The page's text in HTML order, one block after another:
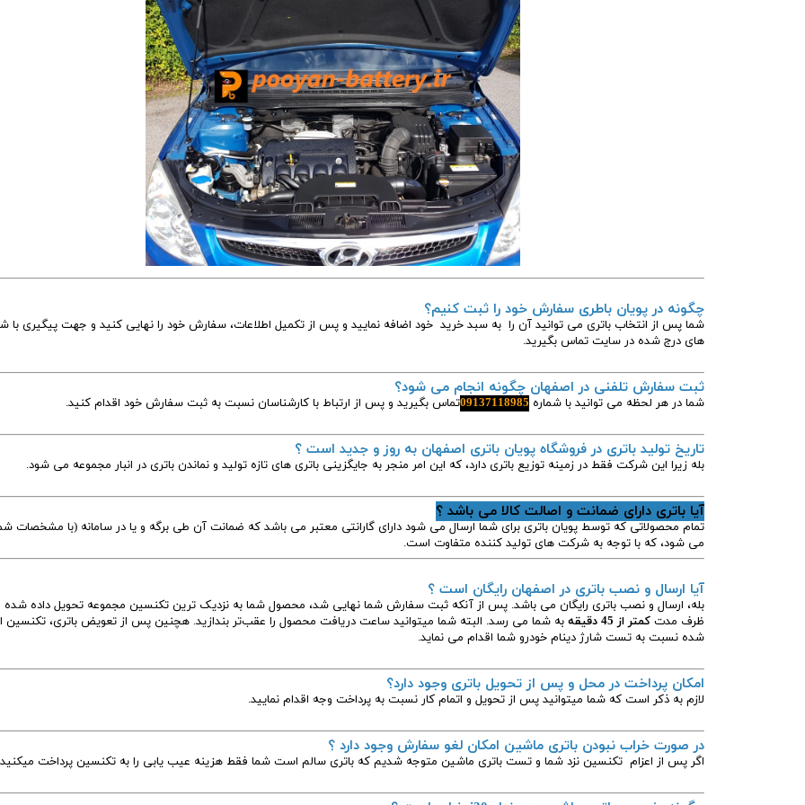
چگونه در پویان باطری سفارش خود را ثبت کنیم؟
شما پس از انتخاب باتری می توانید آن را به سبد خرید خود اضافه نمایید و پس از تکمیل اطلاعات، سفارش خود را نهایی کنید و جهت پیگیری با
های درج شده در سایت تماس بگیرید.
ثبت سفارش تلفنی در اصفهان چگونه انجام می شود؟
شما در هر لحظه می توانید با شماره 09137118985تماس بگیرید و پس از ارتباط با کارشناسان نسبت به ثبت سفارش خود اقدام کنید.
تاریخ تولید باتری در فروشگاه پویان باتری اصفهان به روز و جدید است ؟
بله زیرا این شرکت فقط در زمینه توزیع باتری دارد، که این امر منجر به جایگزینی باتری های تازه تولید و نماندن باتری در انبار مجموعه می شود.
آیا باتری دارای ضمانت و اصالت کالا می باشد ؟
تمام محصولاتی که توسط پویان باتری برای شما ارسال می شود دارای گارانتی معتبر می باشد که ضمانت آن طی برگه و یا در سامانه (با مشخصات
می شود، که با توجه به شرکت های تولید کننده متفاوت است.
آیا ارسال و نصب باتری در اصفهان رایگان است ؟
بله، ارسال و نصب باتری رایگان می باشد. پس از آنکه ثبت سفارش شما نهایی شد، محصول شما به نزدیک ترین تکنسین مجموعه تحویل داده
ظرف مدت کمتر از 45 دقیقه
به شما می رسد. البته شما میتوانید ساعت دریافت محصول را عقب‌تر بندازید. هچنین پس از تعویض باتری، تکنسین
شده نسبت به تست شارژ دینام خودرو شما اقدام می نماید.
امکان پرداخت در محل و پس از تحویل باتری وجود دارد؟
لازم به ذکر است که شما میتوانید پس از تحویل و اتمام کار نسبت به پرداخت وجه اقدام نمایید.
در صورت خراب نبودن باتری ماشین امکان لغو سفارش وجود دارد ؟
اگر پس از اعزام تکنسین نزد شما و تست باتری ماشین متوجه شدیم که باتری سالم است شما فقط هزینه عیب یابی را به تکنسین پرداخت